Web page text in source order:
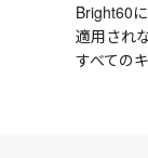
Bright60
適用され
すべての